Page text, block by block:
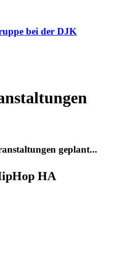
bei der DJK
geplant...
HA